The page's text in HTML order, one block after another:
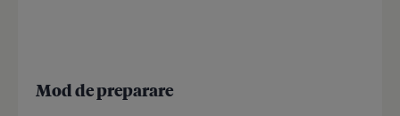
Mod de preparare